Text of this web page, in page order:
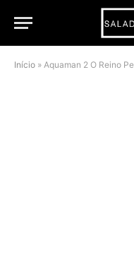
Início » Aquaman 2 O Reino